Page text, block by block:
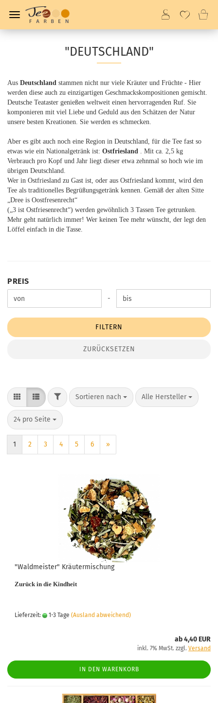
"DEUTSCHLAND"
Aus Deutschland stammen nicht nur viele Kräuter und Früchte - Hier
werden diese auch zu einzigartigen Geschmackskompositionen gemischt.
Deutsche Teataster genießen weltweit einen hervorragenden Ruf. Sie
komponieren mit viel Liebe und Geduld aus den Schätzen der Natur
unsere besten Kreationen. Sie werden es schmecken.
Aber es gibt auch noch eine Region in Deutschland, für die Tee fast so
etwas wie ein Nationalgetränk ist: Ostfriesland . Mit ca. 2,5 kg
Verbrauch pro Kopf und Jahr liegt dieser etwa zehnmal so hoch wie im
übrigen Deutschland.
Wer in Ostfriesland zu Gast ist, oder aus Ostfriesland kommt, wird den
Tee als traditionelles Begrüßungsgetränk kennen. Gemäß der alten Sitte
„Dree is Oostfresenrecht“
(„3 ist Ostfriesenrecht“) werden gewöhnlich 3 Tassen Tee getrunken.
Mehr geht natürlich immer! Wer keinen Tee mehr wünscht, der legt den
Löffel einfach in die Tasse.
PREIS
PREIS
Preis bis -
FILTERN
ZURÜCKSETZEN
FILTERSortieren nach
Sortieren nach Alle Hersteller
pro Seite
24 pro Seite
pro Seite
1 2 3 4 5 6 »
"Waldmeister" Kräutermischung
Zurück in die Kindheit
Lieferzeit: 1-3 Tage (Ausland abweichend)
ab 4,40 EUR
inkl. 7% MwSt. zzgl. Versand
IN DEN WARENKORB